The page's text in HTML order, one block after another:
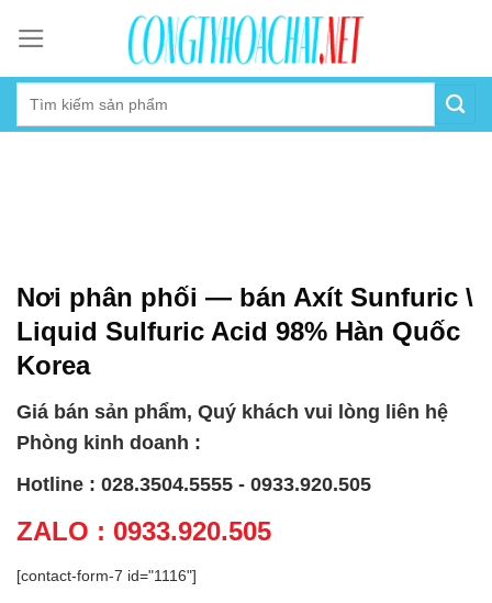
content
Nơi phân phối — bán Axít Sunfuric \
Liquid Sulfuric Acid 98% Hàn Quốc
Korea
Giá bán sản phẩm, Quý khách vui lòng liên hệ
Phòng kinh doanh :
Hotline : 028.3504.5555 - 0933.920.505
ZALO : 0933.920.505
[contact-form-7 id="1116"]